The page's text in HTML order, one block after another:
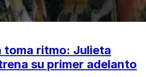
toma ritmo: Julieta
su primer adelanto